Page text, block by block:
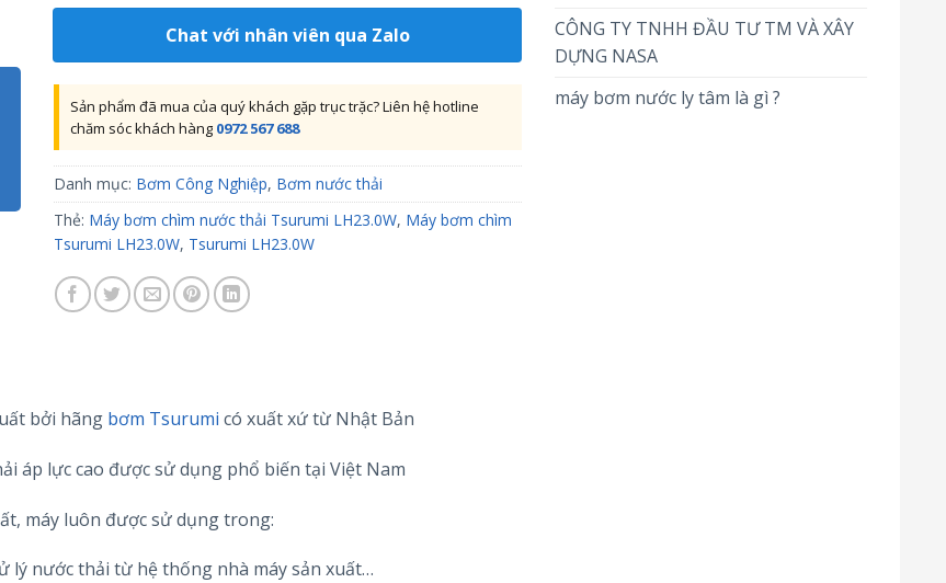
CÔNG TY TNHH ĐẦU TƯ TM VÀ XÂY
DỰNG NASA
máy bơm nước ly tâm là gì ?
Chat với nhân viên qua Zalo
Sản phẩm đã mua của quý khách gặp trục trặc? Liên hệ hotline
chăm sóc khách hàng 0972 567 688
Danh mục: Bơm Công Nghiệp, Bơm nước thải
Thẻ: Máy bơm chìm nước thải Tsurumi LH23.0W, Máy bơm chìm
Tsurumi LH23.0W, Tsurumi LH23.0W
bởi hãng bơm Tsurumi có xuất xứ từ Nhật Bản
áp lực cao được sử dụng phổ biến tại Việt Nam
máy luôn được sử dụng trong:
lý nước thải từ hệ thống nhà máy sản xuất…